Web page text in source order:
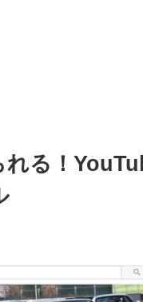
る！